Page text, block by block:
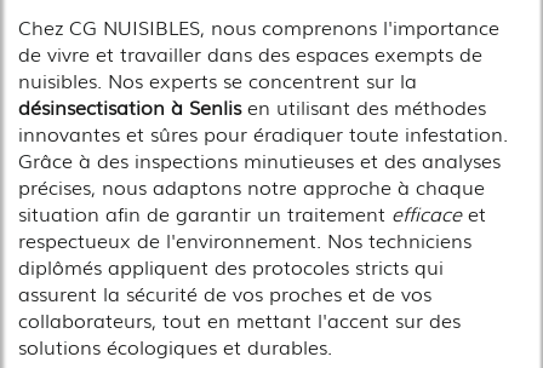
Chez CG NUISIBLES, nous comprenons l'importance
de vivre et travailler dans des espaces exempts de
nuisibles. Nos experts se concentrent sur la
désinsectisation à Senlisen utilisant des méthodes
innovantes et sûres pour éradiquer toute infestation.
Grâce à des inspections minutieuses et des analyses
précises, nous adaptons notre approche à chaque
situation afin de garantir un traitement efficaceet
respectueux de l'environnement. Nos techniciens
diplômés appliquent des protocoles stricts qui
assurent la sécurité de vos proches et de vos
collaborateurs, tout en mettant l'accent sur des
solutions écologiques et durables.